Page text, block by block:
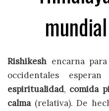
Rishikesh encarna
occidentales
espiritualidad, comida
calma(relativa). De